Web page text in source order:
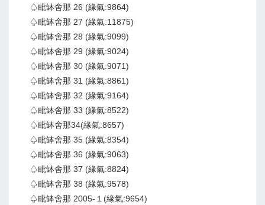
♤毗缽舍那 26 (緣氣:9864)
♤毗缽舍那 27 (緣氣:11875)
♤毗缽舍那 28 (緣氣:9099)
♤毗缽舍那 29 (緣氣:9024)
♤毗缽舍那 30 (緣氣:9071)
♤毗缽舍那 31 (緣氣:8861)
♤毗缽舍那 32 (緣氣:9164)
♤毗缽舍那 33 (緣氣:8522)
♤毗缽舍那34(緣氣:8657)
♤毗缽舍那 35 (緣氣:8354)
♤毗缽舍那 36 (緣氣:9063)
♤毗缽舍那 37 (緣氣:8824)
♤毗缽舍那 38 (緣氣:9578)
♤毗缽舍那 2005-１(緣氣:9654)